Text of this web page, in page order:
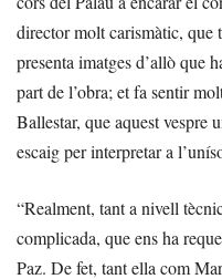
director molt carismàtic, que
presenta imatges d’allò que
part de l’obra; et fa sentir
Ballestar, que aquest vespre
escaig per interpretar a
“Realment, tant a nivell
complicada, que ens ha
Paz. De fet, tant ella com